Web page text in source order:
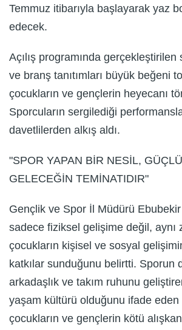
Temmuz itibarıyla başlayarak yaz
edecek.
Açılış programında
ve branş tanıtımları büyük beğeni
çocukların ve gençlerin heyecanı
Sporcuların sergilediği
davetlilerden alkış aldı.
"SPOR YAPAN BİR NESİL,
GELECEĞİN TEMİNATIDIR"
Gençlik ve Spor İl Müdürü
sadece fiziksel gelişime değil, aynı
çocukların kişisel ve sosyal
katkılar sunduğunu belirtti. Sporun
arkadaşlık ve takım ruhunu
yaşam kültürü olduğunu ifade eden
çocukların ve gençlerin kötü